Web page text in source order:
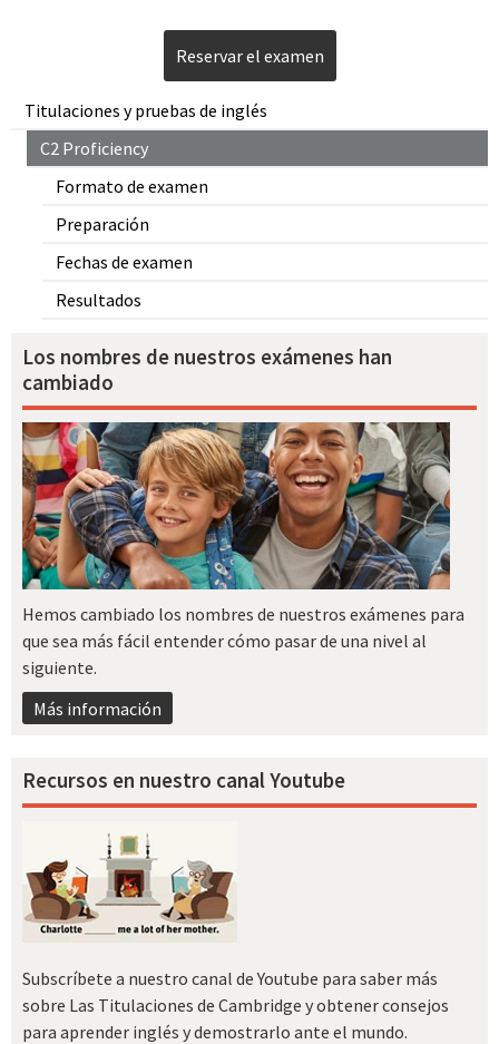
Titulaciones y pruebas de inglés
C2 Proficiency
Formato de examen
Preparación
Fechas de examen
Resultados
Los nombres de nuestros exámenes han
cambiado
Hemos cambiado los nombres de nuestros exámenes para
que sea más fácil entender cómo pasar de una nivel al
siguiente.
Más información
Recursos en nuestro canal Youtube
Subscríbete a nuestro canal de Youtube para saber más
sobre Las Titulaciones de Cambridge y obtener consejos
para aprender inglés y demostrarlo ante el mundo.
Reservar el examen